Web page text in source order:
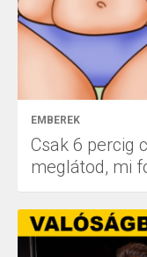
EMBEREK
Csak 6 percig
meglátod, mi